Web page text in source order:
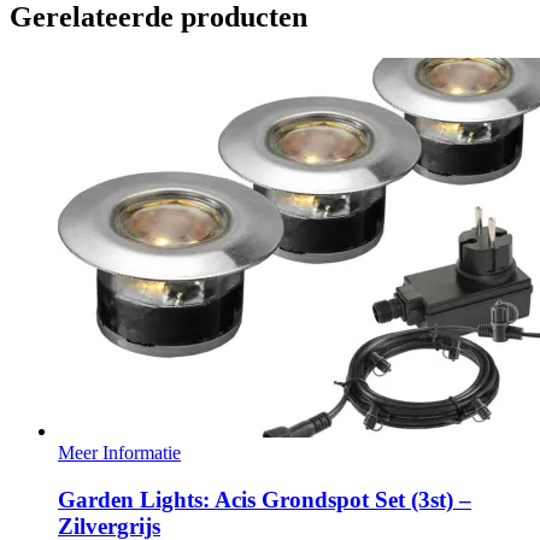
Gerelateerde producten
Meer Informatie
Garden Lights: Acis Grondspot Set (3st) –
Zilvergrijs